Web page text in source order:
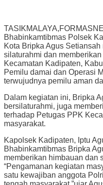
Bhabinkamtibmas Polsek
Kota Bripka Agus
silaturahmi dan
Kecamatan Kadipaten,
Pemilu damai dan Operasi
terwujudnya pemilu aman
Dalam kegiatan ini, Bripka
bersilaturahmi, juga
terhadap Petugas PPK
masyarakat.
Kapolsek Kadipaten, Iptu
Bhabinkamtibmas Bripka
memberikan himbauan dan
“Pengamanan kegiatan
satu kewajiban anggota